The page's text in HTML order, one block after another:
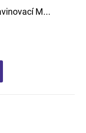
M...